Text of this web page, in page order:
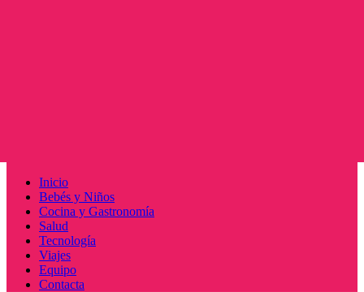
Menú
principal
Inicio
Bebés y Niños
Cocina y Gastronomía
Salud
Tecnología
Viajes
Equipo
Contacta